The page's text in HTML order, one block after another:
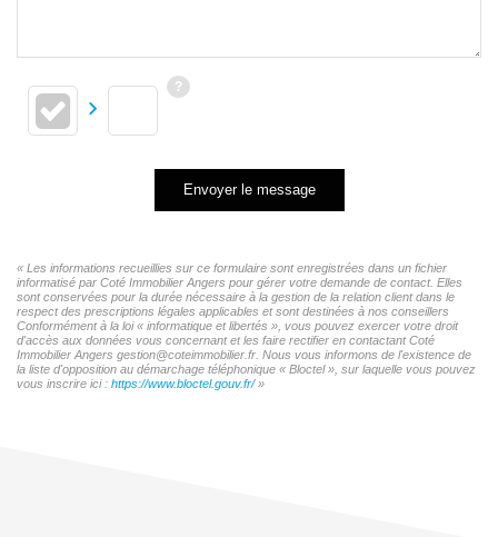
Envoyer le message
« Les informations recueillies sur ce formulaire sont enregistrées dans un fichier
informatisé par Coté Immobilier Angers pour gérer votre demande de contact. Elles
sont conservées pour la durée nécessaire à la gestion de la relation client dans le
respect des prescriptions légales applicables et sont destinées à nos conseillers
Conformément à la loi « informatique et libertés », vous pouvez exercer votre droit
d'accès aux données vous concernant et les faire rectifier en contactant Coté
Immobilier Angers gestion@coteimmobilier.fr. Nous vous informons de l'existence de
la liste d'opposition au démarchage téléphonique « Bloctel », sur laquelle vous pouvez
vous inscrire ici : https://www.bloctel.gouv.fr/»